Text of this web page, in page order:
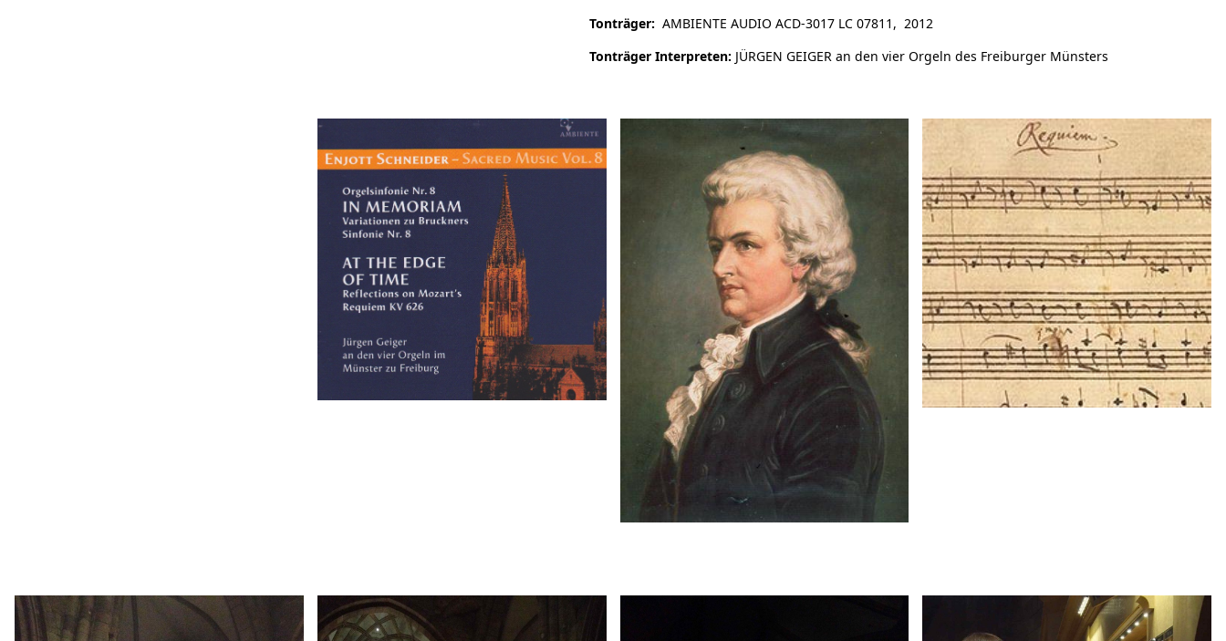
Tonträger: AMBIENTE AUDIO ACD-3017 LC 07811, 2012
Tonträger Interpreten: JÜRGEN GEIGER an den vier Orgeln des Freiburger Münsters